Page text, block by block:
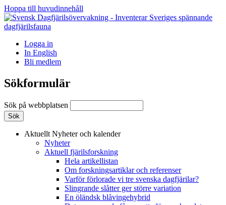
Hoppa till huvudinnehåll
Logga in
In English
Bli medlem
Sökformulär
Sök på webbplatsen
Aktuellt Nyheter och kalender
Nyheter
Aktuell fjärilsforskning
Hela artikellistan
Om forskningsartiklar och referenser
Varför förlorade vi tre svenska dagfjärilar?
Slingrande slåtter ger större variation
En öländsk blåvingehybrid